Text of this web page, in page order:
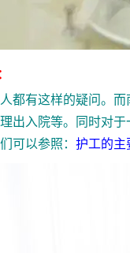
有这样的疑问。而
出入院等。同时对
可以参照： 护工的主